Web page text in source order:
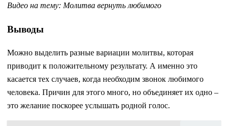
Видео на тему: Молитва вернуть любимого
Выводы
Можно выделить разные вариации молитвы, которая
приводит к положительному результату. А именно это
касается тех случаев, когда необходим звонок любимого
человека. Причин для этого много, но объединяет их одно –
это желание поскорее услышать родной голос.